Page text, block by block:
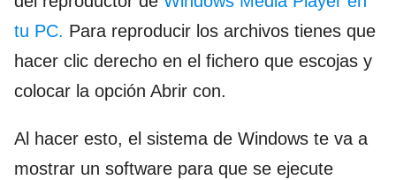
tu PC. Para reproducir los archivos tienes que
hacer clic derecho en el fichero que escojas y
colocar la opción Abrir con.
Al hacer esto, el sistema de Windows te va a
mostrar un software para que se ejecute